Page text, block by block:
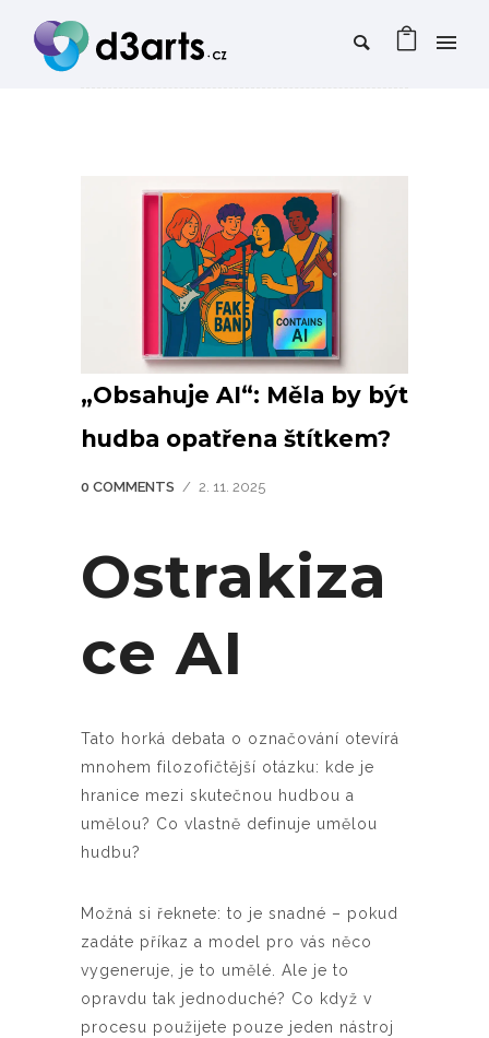
„Obsahuje AI“: Měla by být
hudba opatřena štítkem?
0 COMMENTS / 2. 11. 2025
Ostrakiza
ce AI
Tato horká debata o označování otevírá
mnohem filozofičtější otázku: kde je
hranice mezi skutečnou hudbou a
umělou? Co vlastně definuje umělou
hudbu?
Možná si řeknete: to je snadné – pokud
zadáte příkaz a model pro vás něco
vygeneruje, je to umělé. Ale je to
opravdu tak jednoduché? Co když v
procesu použijete pouze jeden nástroj